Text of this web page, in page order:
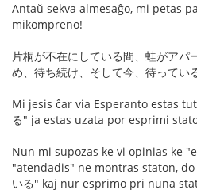
Antaŭ sekva almesaĝo, mi petas
mikompreno!
片桐が不在にしている間、蛙がアパ
め、待ち続け、そして今、待ってい
Mi jesis ĉar via Esperanto estas
る" ja estas uzata por esprimi
Nun mi supozas ke vi opinias ke
"atendadis" ne montras staton,
いる" kaj nur esprimo pri nuna